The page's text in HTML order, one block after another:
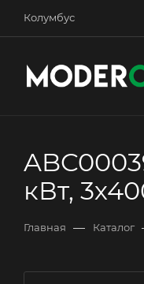
Колумбус
кВт,
Главная — Каталог